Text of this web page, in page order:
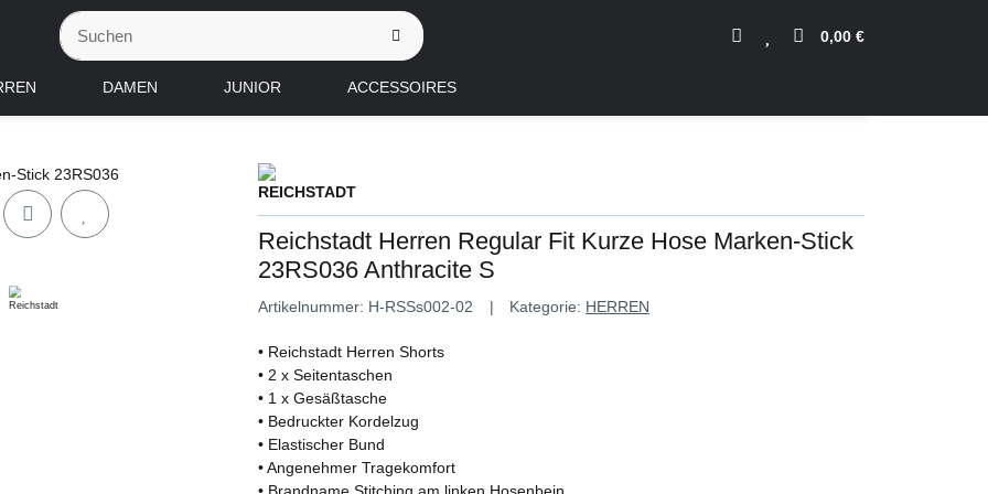
0,00 €
DAMEN JUNIOR ACCESSOIRES
Reichstadt Herren Regular Fit Kurze Hose Marken-Stick
23RS036 Anthracite S
Artikelnummer: H-RSSs002-02 Kategorie: HERREN
• Reichstadt Herren Shorts
• 2 x Seitentaschen
• 1 x Gesäßtasche
• Bedruckter Kordelzug
• Elastischer Bund
• Angenehmer Tragekomfort
• Brandname Stitching am linken Hosenbein